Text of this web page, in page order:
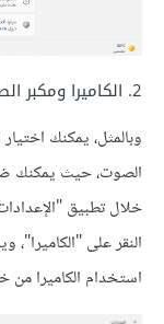
2. الكاميرا ومكبر الصوت
وبالمثل، يمكنك
الصوت، حيث يمكنك
خلال تطبيق
النقر على "الكاميرا"،
استخدام الكاميرا من